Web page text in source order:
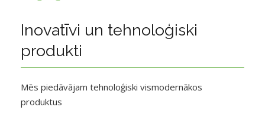
Inovatīvi un tehnoloģiski
produkti
Mēs piedāvājam tehnoloģiski vismodernākos
produktus